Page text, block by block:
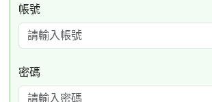
帳號
密碼